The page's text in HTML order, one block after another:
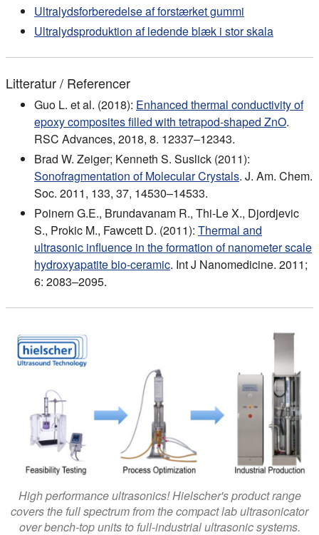
Ultralydsforberedelse af forstærket gummi
Ultralydsproduktion af ledende blæk i stor skala
Litteratur / Referencer
Guo L. et al. (2018): Enhanced thermal conductivity of
epoxy composites filled with tetrapod-shaped ZnO.
RSC Advances, 2018, 8. 12337–12343.
Brad W. Zeiger; Kenneth S. Suslick (2011):
Sonofragmentation of Molecular Crystals. J. Am. Chem.
Soc. 2011, 133, 37, 14530–14533.
Poinern G.E., Brundavanam R., Thi-Le X., Djordjevic
S., Prokic M., Fawcett D. (2011): Thermal and
ultrasonic influence in the formation of nanometer scale
hydroxyapatite bio-ceramic. Int J Nanomedicine. 2011;
6: 2083–2095.
High performance ultrasonics! Hielscher's product range
covers the full spectrum from the compact lab ultrasonicator
over bench-top units to full-industrial ultrasonic systems.